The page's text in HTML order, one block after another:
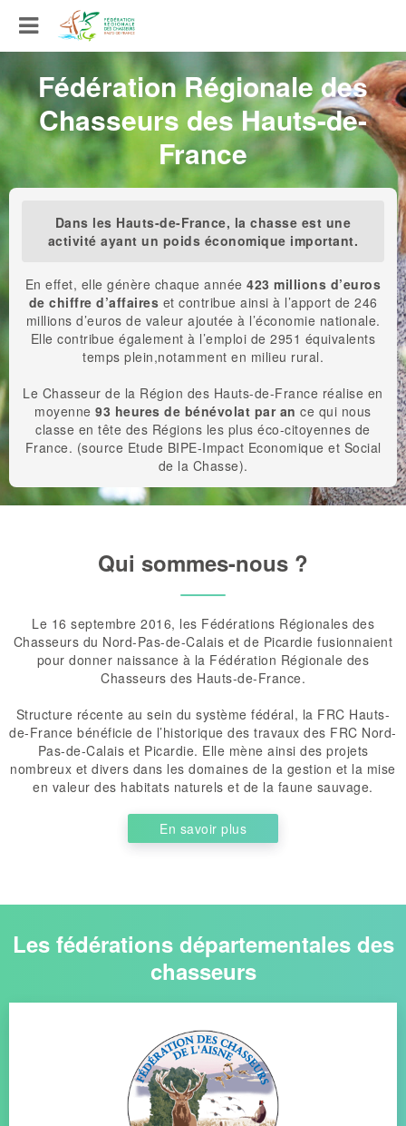
Fédération Régionale des
Chasseurs des Hauts-de-
France
Dans les Hauts-de-France, la chasse est une
activité ayant un poids économique important.
En effet, elle génère chaque année423 millions d’euros
de chiffre d’affaires et contribue ainsi à l’apport de 246
millions d’euros de valeur ajoutée à l’économie nationale.
Elle contribue également à l’emploi de 2951 équivalents
temps plein,notamment en milieu rural.
Le Chasseur de la Région des Hauts-de-France réalise en
moyenne93 heures de bénévolat par an ce qui nous
classe en tête des Régions les plus éco-citoyennes de
France. (source Etude BIPE-Impact Economique et Social
de la Chasse).
Qui sommes-nous ?
Le 16 septembre 2016, les Fédérations Régionales des
Chasseurs du Nord-Pas-de-Calais et de Picardie fusionnaient
pour donner naissance à la Fédération Régionale des
Chasseurs des Hauts-de-France.
Structure récente au sein du système fédéral, la FRC Hauts-
de-France bénéficie de l’historique des travaux des FRC Nord-
Pas-de-Calais et Picardie. Elle mène ainsi des projets
nombreux et divers dans les domaines de la gestion et la mise
en valeur des habitats naturels et de la faune sauvage.
En savoir plus
Les fédérations départementales des
chasseurs